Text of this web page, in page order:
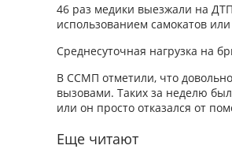
46 раз медики выезжали на
использованием самокатов
Среднесуточная нагрузка на
В ССМП отметили, что
вызовами. Таких за неделю
или он просто отказался от
Еще читают